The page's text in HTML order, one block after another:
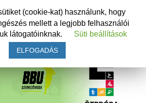
(cookie-kat) használunk, hogy
mellett a legjobb felhasználói
látogatóinknak.
Süti beállítások
ELFOGADÁS